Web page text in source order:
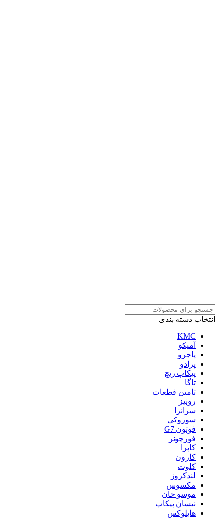
انتخاب دسته بندی
KMC
آمیکو
پاجرو
پرادو
پیکاپ ریچ
تاگا
تامین قطعات
رونیز
سرانزا
سوزوکی
فوتون G7
فورچونر
کاپرا
کارون
کلوت
لندکروز
مکسوس
موسو خان
نیسان پیکاپ
هایلوکس